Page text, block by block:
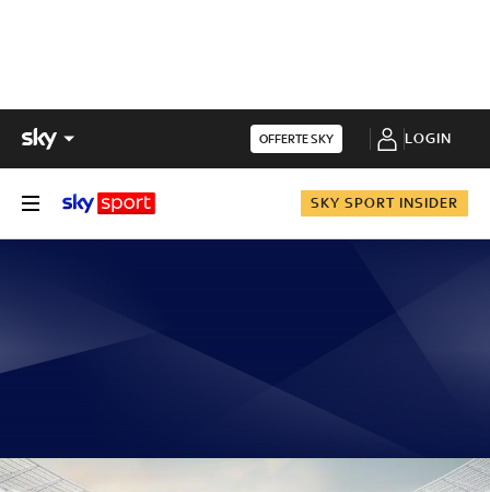
OFFERTE SKY LOGIN
SKY SPORT INSIDER